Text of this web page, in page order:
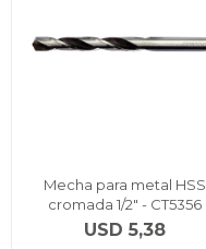
Mecha para metal HSS
cromada 1/2" - CT5356
USD 5,38